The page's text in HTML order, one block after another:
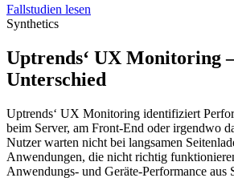
Fallstudien lesen
Synthetics
Uptrends‘ UX Monitoring
Unterschied
Uptrends‘ UX Monitoring identifiziert
beim Server, am Front-End oder irgendwo
Nutzer warten nicht bei langsamen
Anwendungen, die nicht richtig
Anwendungs- und Geräte-Performance aus